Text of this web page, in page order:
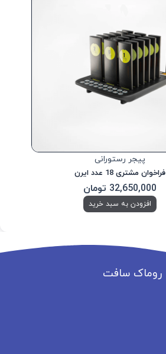
پیجر رستورانی
فراخوان مشتری 18 عدد ایرن
32,650,000 تومان
افزودن به سبد خرید
روماک سافت